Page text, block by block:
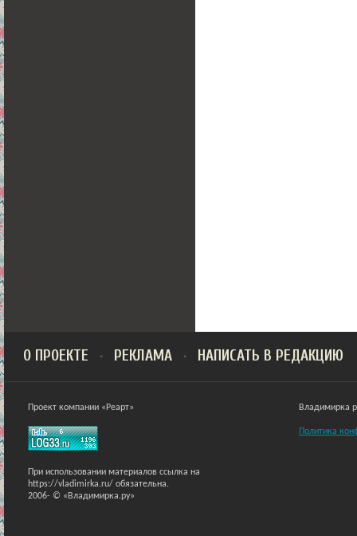
О ПРОЕКТЕ РЕКЛАМА НАПИСАТЬ В РЕДАКЦИЮ
Проект компании «Реарт»
При использовании материалов ссылка на
https://vladimirka.ru/ обязательна.
2006- © «Владимирка.ру»
Владимирка
Политика